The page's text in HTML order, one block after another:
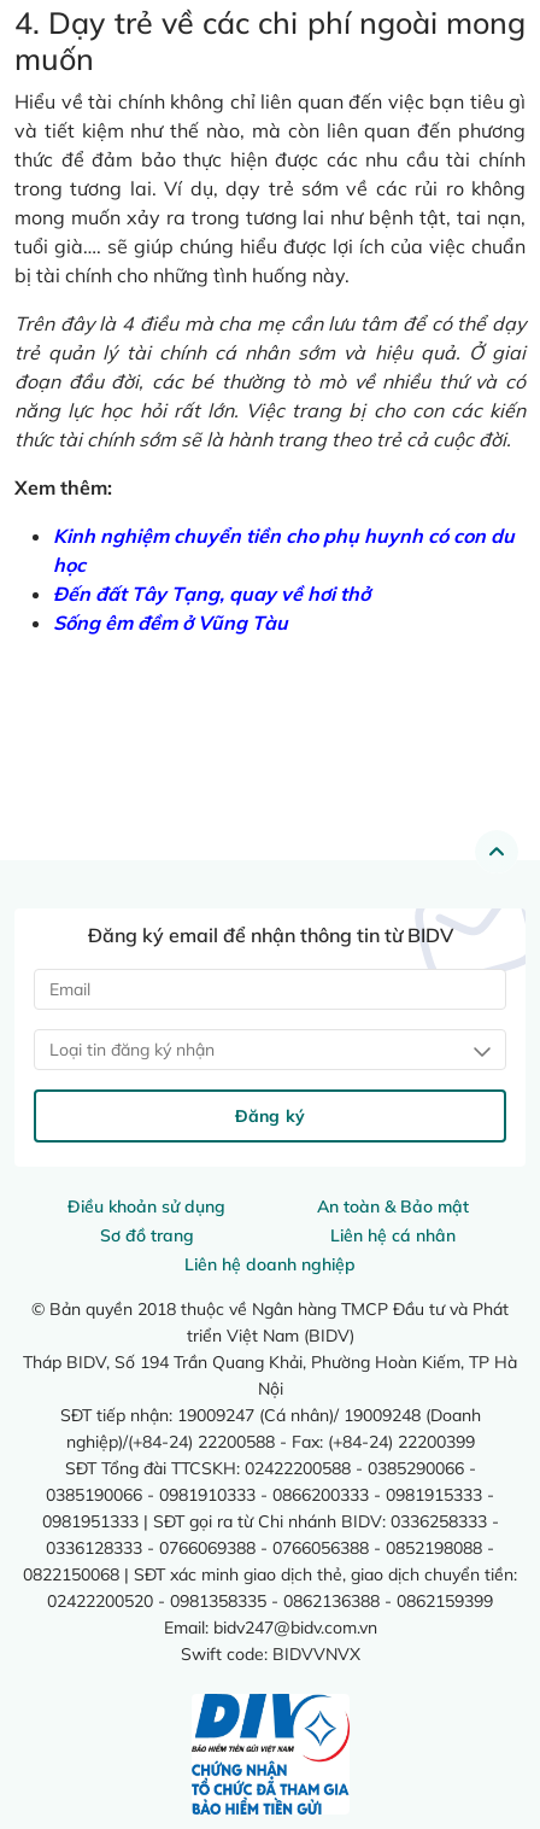
4. Dạy trẻ về các chi phí ngoài mong
muốn
Hiểu về tài chính không chỉ liên quan đến việc bạn tiêu gì
và tiết kiệm như thế nào, mà còn liên quan đến phương
thức để đảm bảo thực hiện được các nhu cầu tài chính
trong tương lai. Ví dụ, dạy trẻ sớm về các rủi ro không
mong muốn xảy ra trong tương lai như bệnh tật, tai nạn,
tuổi già…. sẽ giúp chúng hiểu được lợi ích của việc chuẩn
bị tài chính cho những tình huống này.
Trên đây là 4 điều mà cha mẹ cần lưu tâm để có thể dạy
trẻ quản lý tài chính cá nhân sớm và hiệu quả. Ở giai
đoạn đầu đời, các bé thường tò mò về nhiều thứ và có
năng lực học hỏi rất lớn. Việc trang bị cho con các kiến
thức tài chính sớm sẽ là hành trang theo trẻ cả cuộc đời.
Xem thêm:
Kinh nghiệm chuyển tiền cho phụ huynh có con du
học
Đến đất Tây Tạng, quay về hơi thở
Sống êm đềm ở Vũng Tàu
Điều khoản sử dụng
An toàn & Bảo mật
Sơ đồ trang
Liên hệ cá nhân
Liên hệ doanh nghiệp
© Bản quyền 2018 thuộc về Ngân hàng TMCP Đầu tư và Phát
triển Việt Nam (BIDV)
Tháp BIDV, Số 194 Trần Quang Khải, Phường Hoàn Kiếm, TP Hà
Nội
SĐT tiếp nhận: 19009247 (Cá nhân)/ 19009248 (Doanh
nghiệp)/(+84-24) 22200588 - Fax: (+84-24) 22200399
SĐT Tổng đài TTCSKH: 02422200588 - 0385290066 -
0385190066 - 0981910333 - 0866200333 - 0981915333 -
0981951333 | SĐT gọi ra từ Chi nhánh BIDV: 0336258333 -
0336128333 - 0766069388 - 0766056388 - 0852198088 -
0822150068 | SĐT xác minh giao dịch thẻ, giao dịch chuyển tiền:
02422200520 - 0981358335 - 0862136388 - 0862159399
Email: bidv247@bidv.com.vn
Swift code: BIDVVNVX
Đăng ký email để nhận thông tin từ BIDV
Loại tin đăng ký nhận
Đăng ký